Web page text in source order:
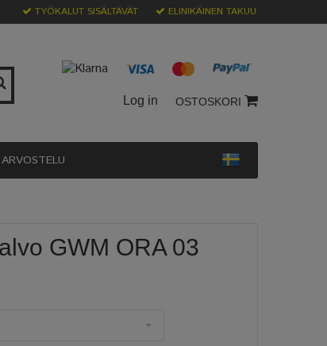
TYÖKALUT SISÄLTÄVÄT ELINIKÄINEN TAKUU
Log in OSTOSKORI
GWM ORA 03